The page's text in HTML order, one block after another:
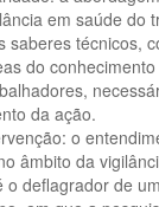
em saúde do
saberes técnicos,
do
da ação.
o
âmbito da
o deflagrador de